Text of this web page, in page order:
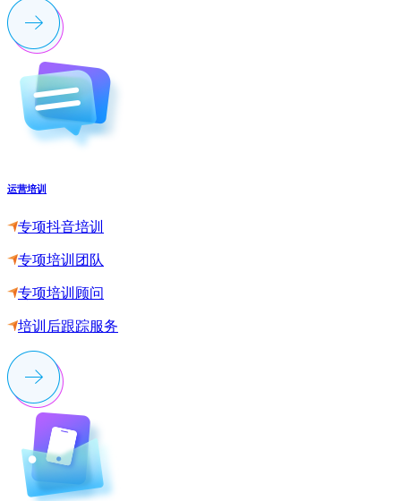
运营培训
专项抖音培训
专项培训团队
专项培训顾问
培训后跟踪服务